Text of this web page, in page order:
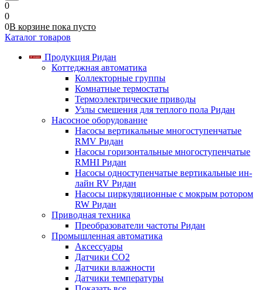
0
0
0В корзине пока пусто
Каталог товаров
Продукция Ридан
Коттеджная автоматика
Коллекторные группы
Комнатные термостаты
Термоэлектрические приводы
Узлы смешения для теплого пола Ридан
Насосное оборудование
Насосы вертикальные многоступенчатые
RMV Ридан
Насосы горизонтальные многоступенчатые
RMHI Ридан
Насосы одноступенчатые вертикальные ин-
лайн RV Ридан
Насосы циркуляционные с мокрым ротором
RW Ридан
Приводная техника
Преобразователи частоты Ридан
Промышленная автоматика
Аксессуары
Датчики CO2
Датчики влажности
Датчики температуры